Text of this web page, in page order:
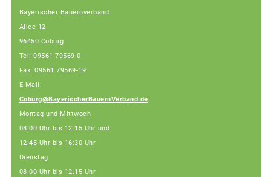
Bayerischer Bauernverband
Allee 12
96450 Coburg
Tel: 09561 79569-0
Fax: 09561 79569-19
E-Mail:
Coburg@BayerischerBauernVerband.de
Montag und Mittwoch
08:00 Uhr bis 12:15 Uhr und
12:45 Uhr bis 16:30 Uhr
Dienstag
08:00 Uhr bis 12.15 Uhr